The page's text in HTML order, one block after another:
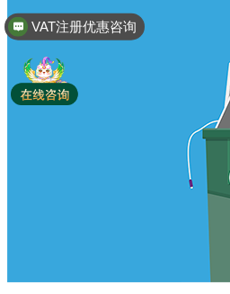
VAT注册优惠咨询